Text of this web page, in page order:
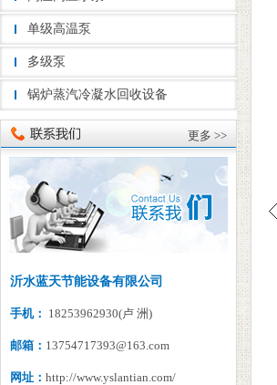
单级高温泵
多级泵
锅炉蒸汽冷凝水回收设备
更多 >>
沂水蓝天节能设备有限公司
手机： 18253962930(卢 洲)
邮箱： 13754717393@163.com
网址： http://www.yslantian.com/